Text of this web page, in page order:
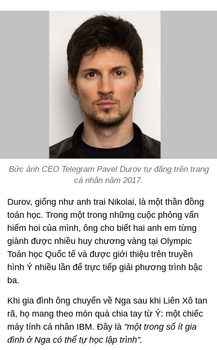
Bức ảnh CEO Telegram Pavel Durov tự đăng trên trang
cá nhân năm 2017.
Durov, giống như anh trai Nikolai, là một thần đồng
toán học. Trong một trong những cuộc phỏng vấn
hiếm hoi của mình, ông cho biết hai anh em từng
giành được nhiều huy chương vàng tại Olympic
Toán học Quốc tế và được giới thiệu trên truyền
hình Ý nhiều lần để trực tiếp giải phương trình bậc
ba.
Khi gia đình ông chuyển về Nga sau khi Liên Xô tan
rã, họ mang theo món quà chia tay từ Ý: một chiếc
máy tính cá nhân IBM. Đây là "một trong số ít gia
đình ở Nga có thể tự học lập trình".